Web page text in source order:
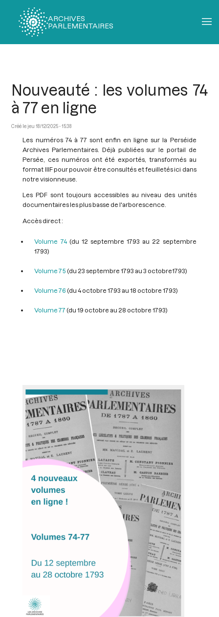
ARCHIVES
PARLEMENTAIRES
Nouveauté : les volumes 74
à 77 en ligne
jeu 18/12/2025 - 15:38
Les numéros 74 à 77 sont enfin en ligne sur la Perséide
Archives Parlementaires. Déjà publiées sur le portail de
Persée, ces numéros ont été exportés, transformés au
format IIIF pour pouvoir être consultés et feuilletés ici dans
notre visionneuse.
Les PDF sont toujours accessibles au niveau des unités
documentaires les plus basse de l'arborescence.
Accès direct :
Volume 74(du 12 septembre 1793 au 22 septembre
1793)
Volume 75 (du 23 septembre 1793 au 3 octobre1793)
Volume 76 (du 4 octobre 1793 au 18 octobre 1793)
Volume 77 (du 19 octobre au 28 octobre 1793)